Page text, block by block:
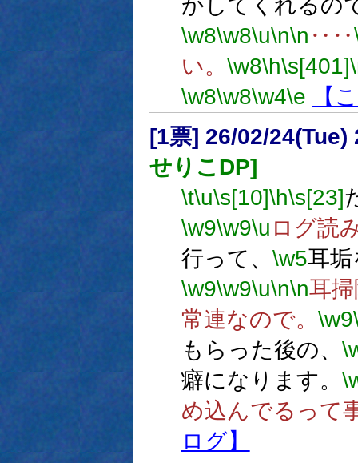
かしてくれるの
\w8\w8\u\n\n ‥‥
い。 \w8\h\s[401]
\w8\w8\w4\e
【
[1票] 26/02/
せりこDP]
\t\u\s[10]\h\s[23]
\w9\w9\u ログ読
行って、 \w5耳
\w9\w9\u\n\n耳
常連なので。 \w9
もらった後の、
癖になります。
め込んでるって
ログ】